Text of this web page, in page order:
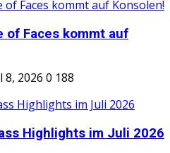
of Faces kommt auf
8, 2026 0 188
Highlights im Juli 2026